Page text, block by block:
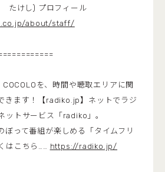
たけし) プロフィール
about/staff/
COCOLOを、時間や聴取エリアに関
きます！【radiko.jp】ネットでラジ
ットサービス「radiko」。
ぼって番組が楽しめる「タイムフリ
はこちら…… https://radiko.jp/